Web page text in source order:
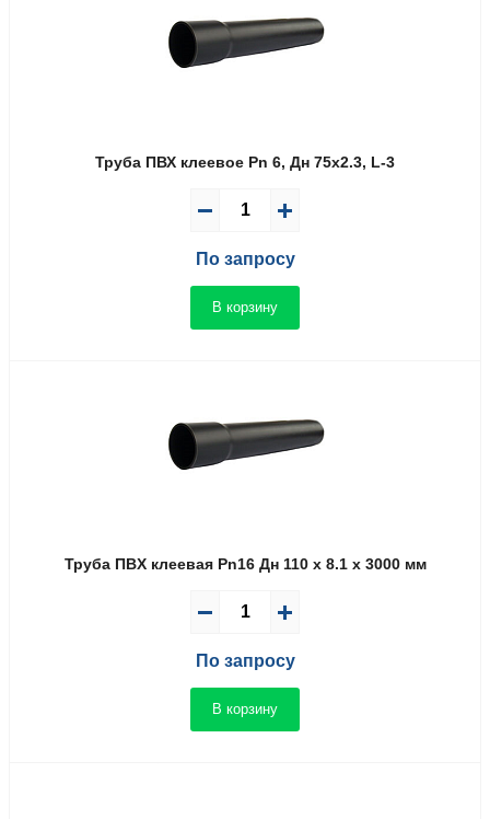
Труба ПВХ клеевое Pn 6, Дн 75х2.3, L-3
По запросу
В корзину
Труба ПВX клеевая Pn16 Дн 110 x 8.1 x 3000 мм
По запросу
В корзину